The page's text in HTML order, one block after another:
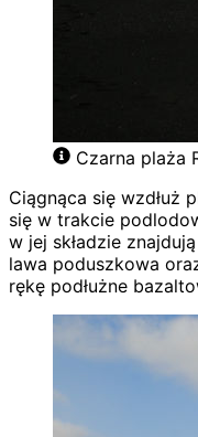
Czarna plaża
Ciągnąca się wzdłuż
się w trakcie
w jej składzie
lawa poduszkowa
rękę podłużne